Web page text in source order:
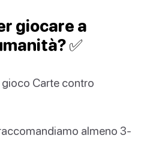
giocare a
✅
Carte contro
almeno 3-